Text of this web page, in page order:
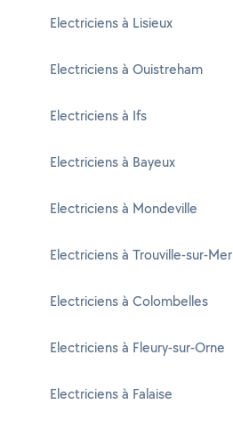
Electriciens à Lisieux
Electriciens à Ouistreham
Electriciens à Ifs
Electriciens à Bayeux
Electriciens à Mondeville
Electriciens à Trouville-sur-Mer
Electriciens à Colombelles
Electriciens à Fleury-sur-Orne
Electriciens à Falaise